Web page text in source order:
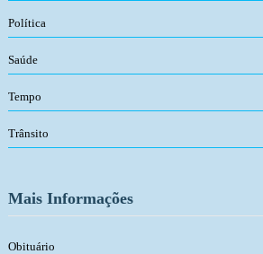
Política
Saúde
Tempo
Trânsito
Mais Informações
Obituário